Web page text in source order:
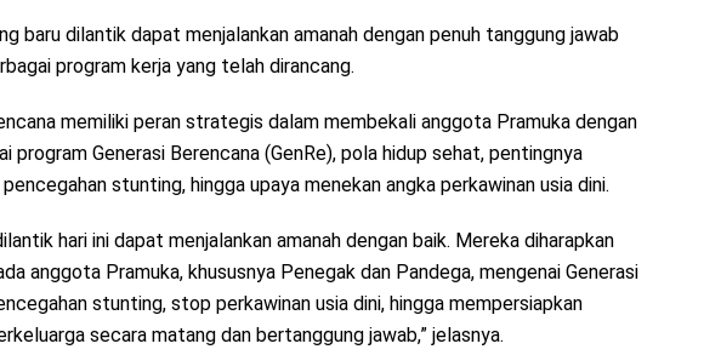
baru dilantik dapat menjalankan amanah dengan penuh tanggung jawab
program kerja yang telah dirancang.
memiliki peran strategis dalam membekali anggota Pramuka dengan
program Generasi Berencana (GenRe), pola hidup sehat, pentingnya
stunting, hingga upaya menekan angka perkawinan usia dini.
hari ini dapat menjalankan amanah dengan baik. Mereka diharapkan
anggota Pramuka, khususnya Penegak dan Pandega, mengenai Generasi
stunting, stop perkawinan usia dini, hingga mempersiapkan
secara matang dan bertanggung jawab,” jelasnya.